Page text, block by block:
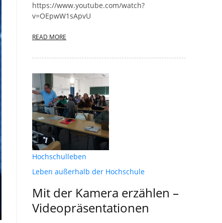
https://www.youtube.com/watch?
v=OEpwW1sApvU
READ MORE
Hochschulleben
Leben außerhalb der Hochschule
Mit der Kamera erzählen –
Videopräsentationen